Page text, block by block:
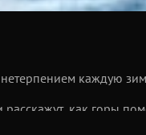
каждую
как горы